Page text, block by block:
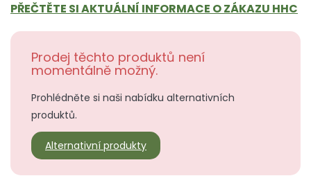
PŘEČTĚTE SI AKTUÁLNÍ INFORMACE O ZÁKAZU HHC
Prodej těchto produktů není
momentálně možný.
Prohlédněte si naši nabídku alternativních
produktů.
Alternativní produkty